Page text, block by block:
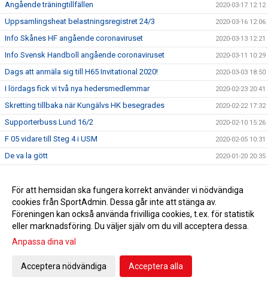
Angående träningtillfällen 2020-03-17 12:12
Uppsamlingsheat belastningsregistret 24/3 2020-03-16 12:06
Info Skånes HF angående coronaviruset 2020-03-13 12:21
Info Svensk Handboll angående coronaviruset 2020-03-11 10:29
Dags att anmäla sig till H65 Invitational 2020! 2020-03-03 18:50
I lördags fick vi två nya hedersmedlemmar 2020-02-23 20:41
Skretting tillbaka när Kungälvs HK besegrades 2020-02-22 17:32
Supporterbuss Lund 16/2 2020-02-10 15:26
F 05 vidare till Steg 4 i USM 2020-02-05 10:31
De va la gött 2020-01-20 20:35
Guld i Hallbybollen 2020 2020-01-08 09:26
En liten julhälsning &#127876; 2019-12-23 11:23
Bli H65 volontär 2019-12-12 11:34
Nylansering - H65 Shoppen
Radiointervju med tre tjejer från F 09
För att hemsidan ska fungera korrekt använder vi nödvändiga
cookies från SportAdmin. Dessa går inte att stänga av.
Föreningen kan också använda frivilliga cookies, t.ex. för statistik
eller marknadsföring. Du väljer själv om du vill acceptera dessa.
Anpassa dina val
Acceptera nödvändiga Acceptera alla